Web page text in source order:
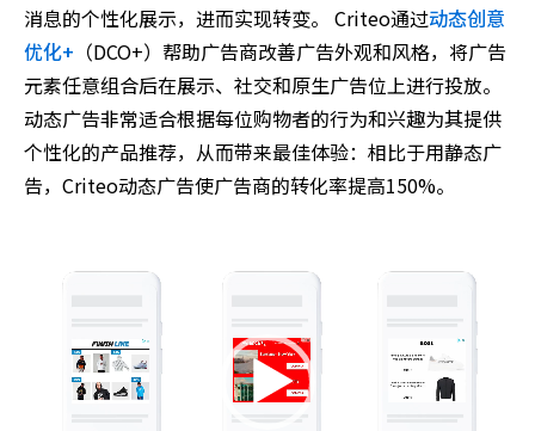
消息的个性化展示，进而实现转变。 Criteo通过动态创意
优化+ （DCO+）帮助广告商改善广告外观和风格，将广告
元素任意组合后在展示、社交和原生广告位上进行投放。
动态广告非常适合根据每位购物者的行为和兴趣为其提供
个性化的产品推荐，从而带来最佳体验：相比于用静态广
告，Criteo动态广告使广告商的转化率提高150%。
Player